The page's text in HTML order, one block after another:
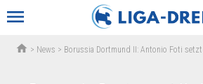
menu
home > News > Borussia Dortmund II: Antonio Foti